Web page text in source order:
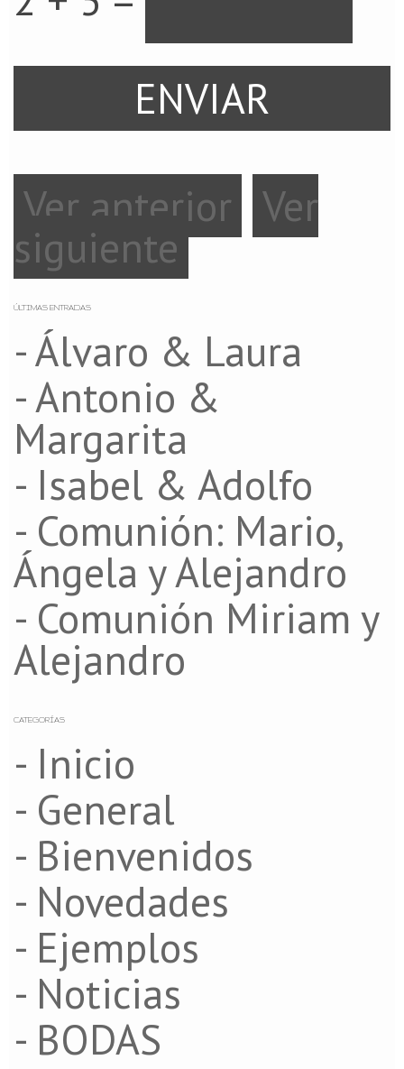
Ver anterior Ver
siguiente
ÚLTIMAS ENTRADAS
- Álvaro & Laura
- Antonio &
Margarita
- Isabel & Adolfo
- Comunión: Mario,
Ángela y Alejandro
- Comunión Miriam y
Alejandro
CATEGORÍAS
- Inicio
- General
- Bienvenidos
- Novedades
- Ejemplos
- Noticias
- BODAS